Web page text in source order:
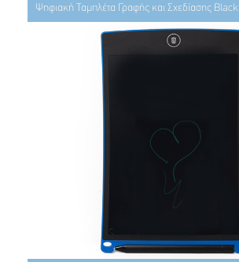
Ψηφιακή Ταμπλέτα Γραφής και Σχεδίασης Black